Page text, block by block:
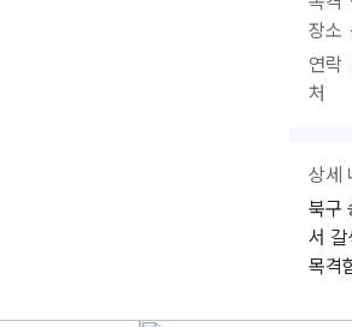
장소
연락
처
상세
북구
서 갈
목격